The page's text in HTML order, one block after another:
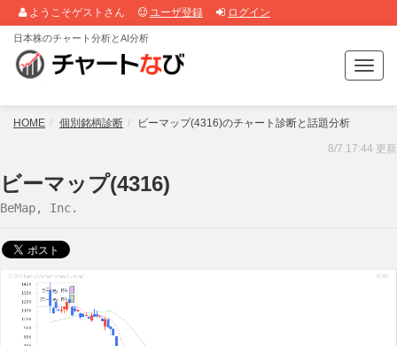
ようこそゲストさん ユーザ登録 ログイン
T
o
g
e
日本株のチャート分析とAI分析
HOME 個別銘柄診断 ビーマップ(4316)のチャート診断と話題分析
8/7 17:44 更新
ビーマップ(4316)
BeMap, Inc.